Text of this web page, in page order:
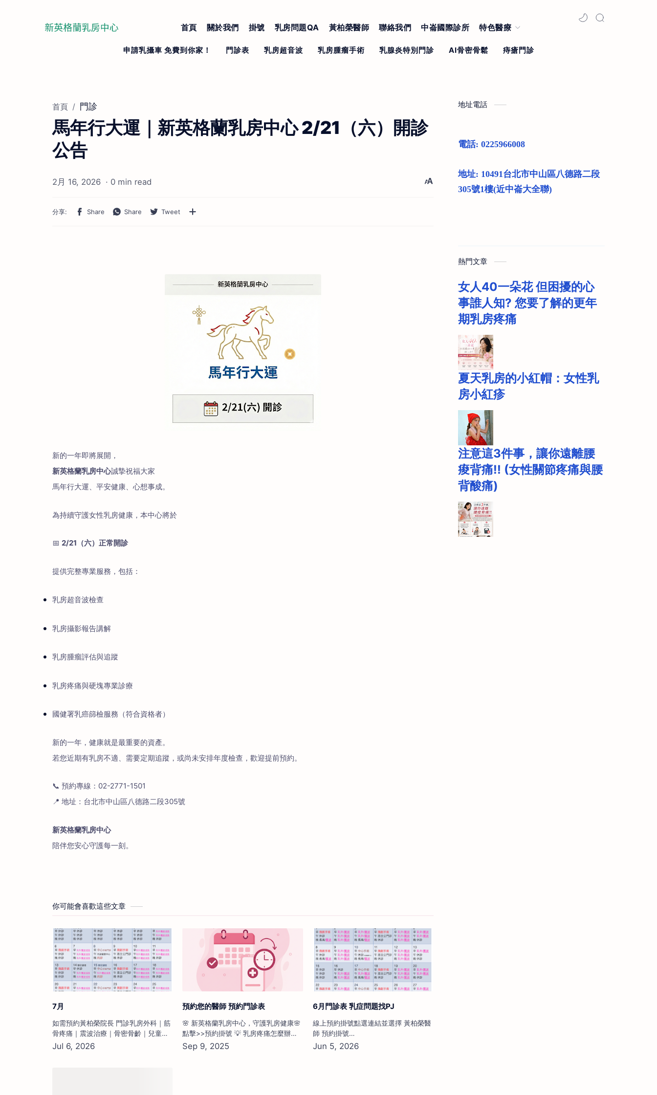
首頁 關於我們 掛號 乳房問題QA 黃柏榮醫師 聯絡我們 中崙國際診所 特色醫療
首頁 門診
馬年行大運｜新英格蘭乳房中心 2/21（六）開診
公告
0 min read
新的一年即將展開，
新英格蘭乳房中心誠摯祝福大家
馬年行大運、平安健康、心想事成。
為持續守護女性乳房健康，本中心將於
📅 2/21（六）正常開診
提供完整專業服務，包括：
乳房超音波檢查
乳房攝影報告講解
乳房腫瘤評估與追蹤
乳房疼痛與硬塊專業診療
國健署乳癌篩檢服務（符合資格者）
新的一年，健康就是最重要的資產。
若您近期有乳房不適、需要定期追蹤，或尚未安排年度檢查，歡迎提前預約。
📞 預約專線：02-2771-1501
📍 地址：台北市中山區八德路二段305號
新英格蘭乳房中心
陪伴您安心守護每一刻。
你可能會喜歡這些文章
7月
如需預約黃柏榮院長 門診乳房外科｜筋
骨疼痛｜震波治療｜骨密骨齡｜兒童成
長｜外傷治療 請點選下方預約連結，選
預約您的醫師 預約門診表
🌸 新英格蘭乳房中心，守護乳房健康🌸
點擊>>預約掛號 💡 乳房疼痛怎麼辦？–
有脹痛、硬塊或不明腫塊，不要拖！立
即諮詢專業醫師。 💡 乳腺炎治療方案–
6月門診表 乳症問題找PJ
線上預約掛號點選連結並選擇 黃柏榮醫
師 預約掛號
https://thcloudsrv.these.com.tw/OPDRegWEB/Menu.aspx?
地址電話
電話: 0225966008
地址: 10491台北市中山區八德路二段
305號1樓(近中崙大全聯)
熱門文章
女人40一朵花 但困擾的心
事誰人知? 您要了解的更年
期乳房疼痛
夏天乳房的小紅帽：女性乳
房小紅疹
注意這3件事，讓你遠離腰
痠背痛!! (女性關節疼痛與腰
背酸痛)